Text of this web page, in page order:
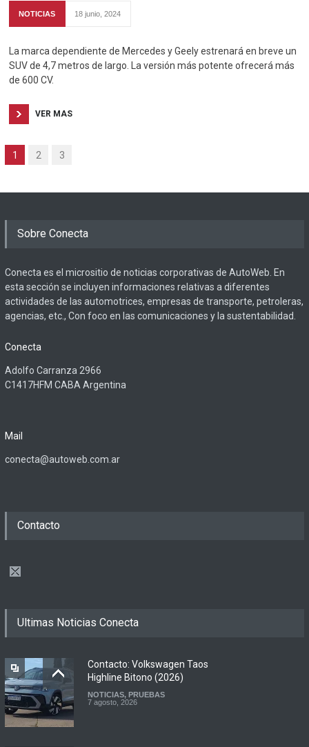
NOTICIAS 18 junio, 2024
La marca dependiente de Mercedes y Geely estrenará en breve un
SUV de 4,7 metros de largo. La versión más potente ofrecerá más
de 600 CV.
VER MAS
1 2 3
Sobre Conecta
Conecta es el micrositio de noticias corporativas de AutoWeb. En
esta sección se incluyen informaciones relativas a diferentes
actividades de las automotrices, empresas de transporte, petroleras,
agencias, etc., Con foco en las comunicaciones y la sustentabilidad.
Conecta
Adolfo Carranza 2966
C1417HFM CABA Argentina
Mail
conecta@autoweb.com.ar
Contacto
Ultimas Noticias Conecta
Contacto: Volkswagen Taos
Highline Bitono (2026)
NOTICIAS, PRUEBAS
7 agosto, 2026